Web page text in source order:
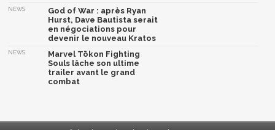
NEWS
God of War : après Ryan
Hurst, Dave Bautista serait
en négociations pour
devenir le nouveau Kratos
NEWS
Marvel Tōkon Fighting
Souls lâche son ultime
trailer avant le grand
combat